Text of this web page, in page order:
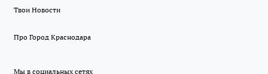
Твои Новости
Про Город Краснодара
Мы в социальных сетях